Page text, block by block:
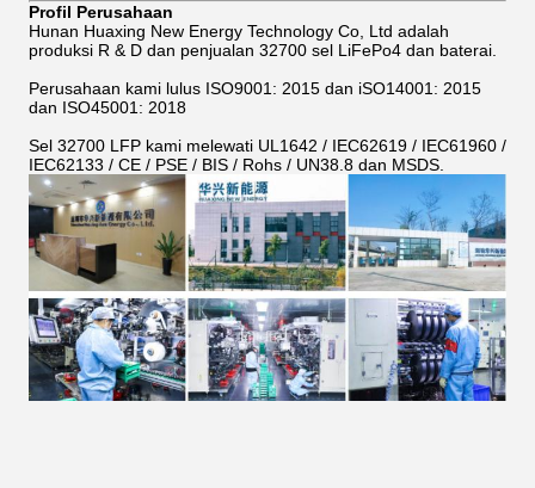
Profil Perusahaan
Hunan Huaxing New Energy Technology Co, Ltd adalah
produksi R & D dan penjualan 32700 sel LiFePo4 dan baterai.
Perusahaan kami lulus ISO9001: 2015 dan iSO14001: 2015
dan ISO45001: 2018
Sel 32700 LFP kami melewati UL1642 / IEC62619 / IEC61960 /
IEC62133 / CE / PSE / BIS / Rohs / UN38.8 dan MSDS.